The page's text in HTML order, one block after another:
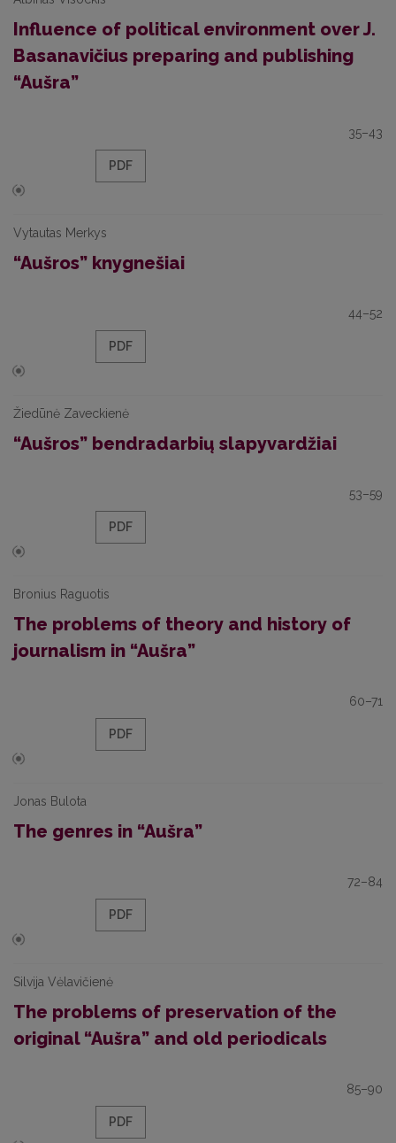
Influence of political environment over J.
Basanavičius preparing and publishing
“Aušra”
35–43
PDF
Vytautas Merkys
“Aušros” knygnešiai
44–52
PDF
Žiedūnė Zaveckienė
“Aušros” bendradarbių slapyvardžiai
53–59
PDF
Bronius Raguotis
The problems of theory and history of
journalism in “Aušra”
60–71
PDF
Jonas Bulota
The genres in “Aušra”
72–84
PDF
Silvija Vėlavičienė
The problems of preservation of the
original “Aušra” and old periodicals
85–90
PDF